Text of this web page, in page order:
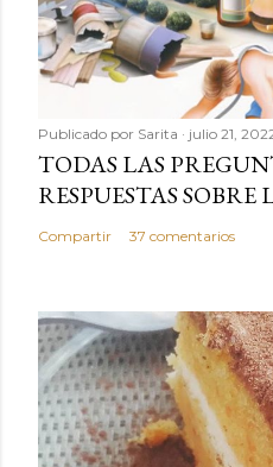
Publicado por Sarita julio 21,
TODAS LAS
RESPUESTAS
Compartir 37 comentarios